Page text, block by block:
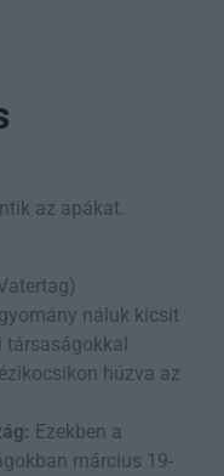
az apákat.
náluk kicsit
társaságokkal
húzva az
Ezekben a
március 19-